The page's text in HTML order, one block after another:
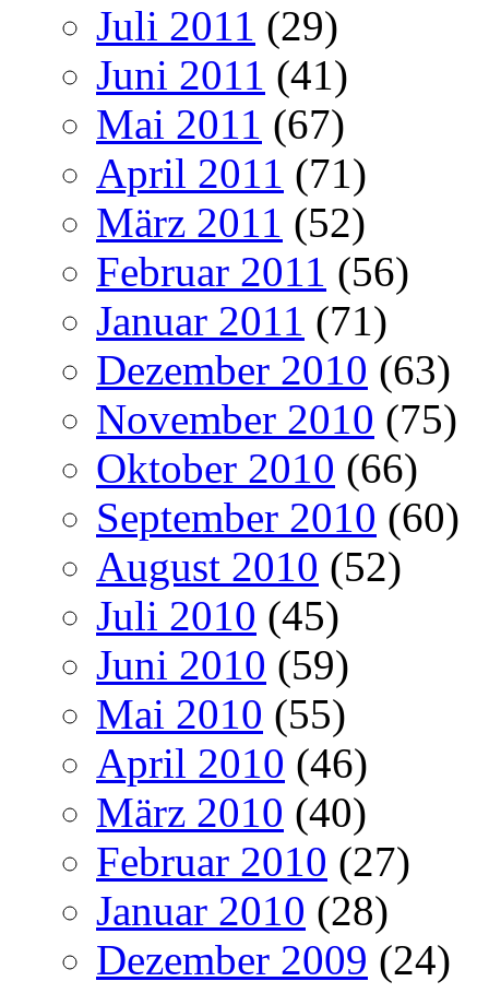
Juli 2011 (29)
Juni 2011 (41)
Mai 2011 (67)
April 2011 (71)
März 2011 (52)
Februar 2011 (56)
Januar 2011 (71)
Dezember 2010 (63)
November 2010 (75)
Oktober 2010 (66)
September 2010 (60)
August 2010 (52)
Juli 2010 (45)
Juni 2010 (59)
Mai 2010 (55)
April 2010 (46)
März 2010 (40)
Februar 2010 (27)
Januar 2010 (28)
Dezember 2009 (24)